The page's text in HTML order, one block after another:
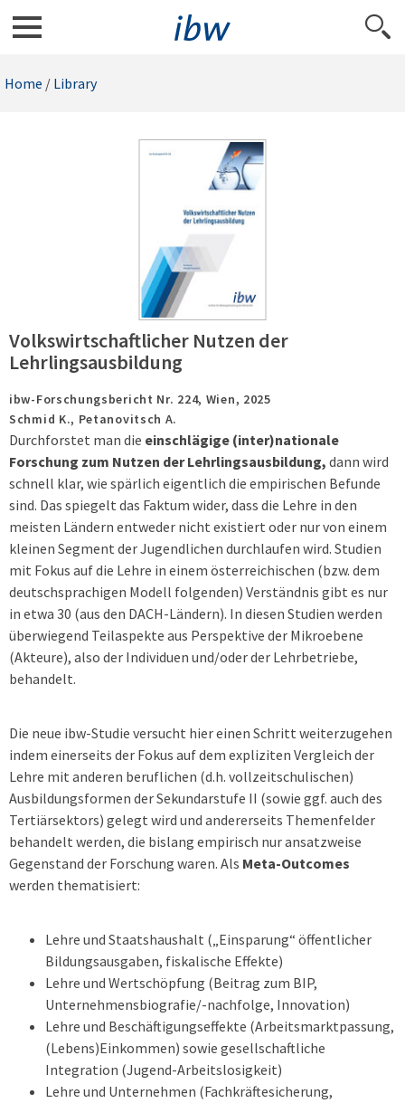
Home / Library
Volkswirtschaftlicher Nutzen der
Lehrlingsausbildung
ibw-Forschungsbericht Nr. 224, Wien, 2025
Schmid K., Petanovitsch A.
Durchforstet man die einschlägige (inter)nationale
Forschung zum Nutzen der Lehrlingsausbil­dung, dann wird
schnell klar, wie spärlich eigentlich die empirischen Befunde
sind. Das spiegelt das Faktum wider, dass die Lehre in den
meisten Ländern entweder nicht existiert oder nur von einem
kleinen Segment der Jugendlichen durchlaufen wird. Studien
mit Fokus auf die Lehre in einem österreichischen (bzw. dem
deutschsprachigen Modell folgenden) Verständnis gibt es nur
in etwa 30 (aus den DACH-Ländern). In diesen Studien werden
überwiegend Teilaspekte aus Perspektive der Mikroebene
(Akteure), also der Individuen und/oder der Lehrbetriebe,
behandelt.
Die neue ibw-Studie versucht hier einen Schritt weiterzugehen
indem einerseits der Fokus auf dem expliziten Vergleich der
Lehre mit anderen beruflichen (d.h. vollzeitschulischen)
Ausbildungsformen der Sekundarstufe II (sowie ggf. auch des
Tertiärsektors) gelegt wird und andererseits Themenfelder
behandelt werden, die bislang empirisch nur ansatzweise
Gegenstand der Forschung waren. Als Meta-Outcomes
werden thematisiert:
Lehre und Staatshaushalt („Einsparung“ öffentlicher
Bildungsausgaben, fiskali­sche Effekte)
Lehre und Wertschöpfung (Beitrag zum BIP,
Unternehmensbiografie/-nachfolge, Innovation)
Lehre und Beschäftigungseffekte (Arbeitsmarktpassung,
(Lebens)Einkommen) sowie gesellschaftliche
Integration (Jugend-Arbeitslosigkeit)
Lehre und Unternehmen (Fachkräftesicherung,